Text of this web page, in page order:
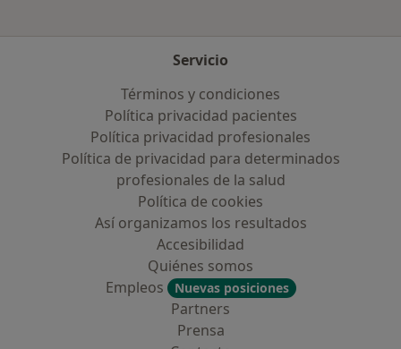
Servicio
Términos y condiciones
Política privacidad pacientes
Política privacidad profesionales
Política de privacidad para determinados
profesionales de la salud
Política de cookies
Así organizamos los resultados
Accesibilidad
Quiénes somos
Empleos
Nuevas posiciones
Partners
Prensa